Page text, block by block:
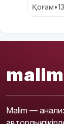
Қоғам•
malim
Malim —